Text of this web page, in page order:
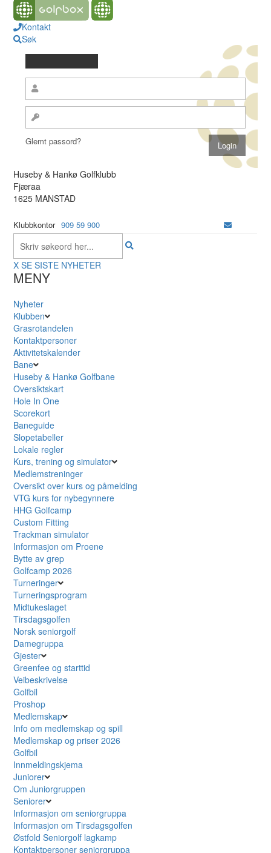
Kontakt
Søk
Glemt passord?
Huseby & Hankø Golfklubb
Fjæraa
1625 MANSTAD
Klubbkontor 909 59 900
X SE SISTE NYHETER
MENY
Nyheter
Klubben
Grasrotandelen
Kontaktpersoner
Aktivitetskalender
Bane
Huseby & Hankø Golfbane
Oversiktskart
Hole In One
Scorekort
Baneguide
Slopetabeller
Lokale regler
Kurs, trening og simulator
Medlemstreninger
Oversikt over kurs og påmelding
VTG kurs for nybegynnere
HHG Golfcamp
Custom Fitting
Trackman simulator
Informasjon om Proene
Bytte av grep
Golfcamp 2026
Turneringer
Turneringsprogram
Midtukeslaget
Tirsdagsgolfen
Norsk seniorgolf
Damegruppa
Gjester
Greenfee og starttid
Veibeskrivelse
Golfbil
Proshop
Medlemskap
Info om medlemskap og spill
Medlemskap og priser 2026
Golfbil
Innmeldingskjema
Juniorer
Om Juniorgruppen
Seniorer
Informasjon om seniorgruppa
Informasjon om Tirsdagsgolfen
Østfold Seniorgolf lagkamp
Kontaktpersoner seniorgruppa